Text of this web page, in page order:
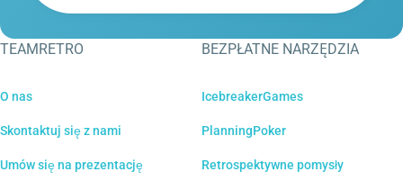
TEAMRETRO
O nas
Skontaktuj się z nami
Umów się na prezentację
BEZPŁATNE NARZĘDZIA
IcebreakerGames
PlanningPoker
Retrospektywne pomysły